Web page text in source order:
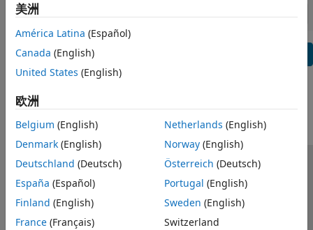
物理建模
基于事件建模
实时仿真和测试
工作流
并行计算
报告和数据库访问
系统工程
代码生成
应用程序部署
验证、确认和测试
文本过滤: MATLAB Parallel Server 发行说明
本页内容对您有帮助吗？
美洲
América Latina (Español)
Canada (English)
United States (English)
欧洲
Belgium (English)
Denmark (English)
Deutschland (Deutsch)
España (Español)
Finland (English)
France (Français)
Netherlands (English)
Norway(English)
Österreich (Deutsch)
Portugal (English)
Sweden (English)
Switzerland
信任中心 商标 隐私政策 防盗版
应用程序状态
联系我们
© 1994-2026 The MathWorks, Inc.